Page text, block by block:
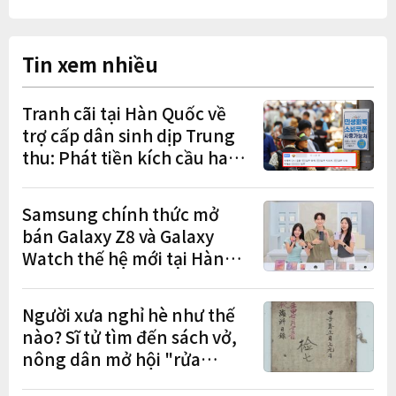
Tin xem nhiều
Tranh cãi tại Hàn Quốc về
trợ cấp dân sinh dịp Trung
thu: Phát tiền kích cầu hay
Samsung chính thức mở
bán Galaxy Z8 và Galaxy
Watch thế hệ mới tại Hàn
đơn đặt trước
Người xưa nghỉ hè như thế
nào? Sĩ tử tìm đến sách vở,
nông dân mở hội "rửa